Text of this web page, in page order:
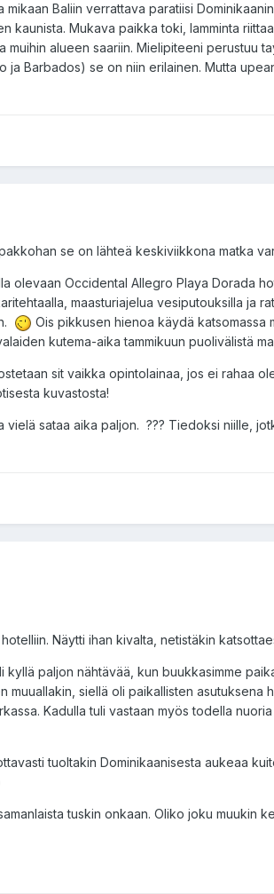
Baliin verrattava paratiisi
kaunista. Mukava paikka toki, lamminta
muihin alueen saariin. Mielipiteeni perustuu
ja Barbados) se on niin erilainen. Mutta
se on lähteä keskiviikkona matka
olevaan Occidental Allegro Playa Dorada
maasturiajelua vesiputouksilla ja
Ois pikkusen hienoa käydä katsomassa
kutema-aika tammikuun puolivälistä
sit vaikka opintolainaa, jos ei rahaa
kuvastosta!
vielä sataa aika paljon. ??? Tiedoksi niille,
Näytti ihan kivalta, netistäkin
paljon nähtävää, kun buukkasimme
muuallakin, siellä oli paikallisten asutuksena
Kadulla tuli vastaan myös todella
tuoltakin Dominikaanisesta aukeaa
tuskin onkaan. Oliko joku muukin